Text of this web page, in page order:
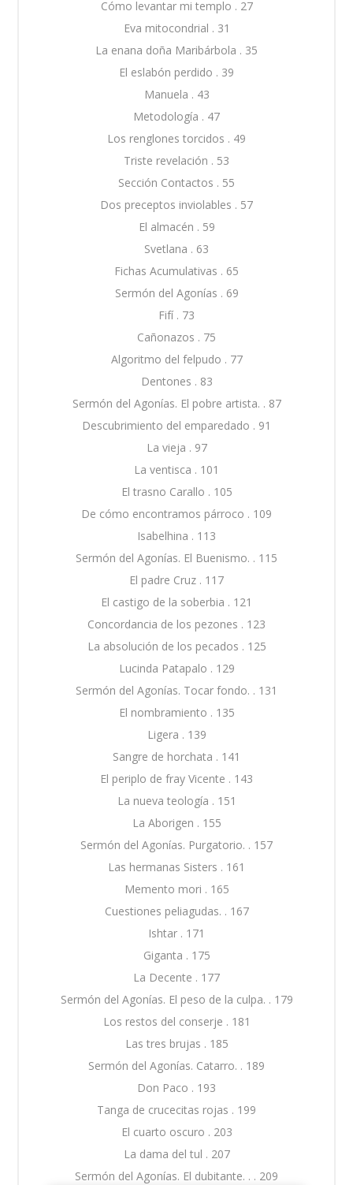
Cómo levantar mi templo . 27
Eva mitocondrial . 31
La enana doña Maribárbola . 35
El eslabón perdido . 39
Manuela . 43
Metodología . 47
Los renglones torcidos . 49
Triste revelación . 53
Sección Contactos . 55
Dos preceptos inviolables . 57
El almacén . 59
Svetlana . 63
Fichas Acumulativas . 65
Sermón del Agonías . 69
Fifí . 73
Cañonazos . 75
Algoritmo del felpudo . 77
Dentones . 83
Sermón del Agonías. El pobre artista. . 87
Descubrimiento del emparedado . 91
La vieja . 97
La ventisca . 101
El trasno Carallo . 105
De cómo encontramos párroco . 109
Isabelhina . 113
Sermón del Agonías. El Buenismo. . 115
El padre Cruz . 117
El castigo de la soberbia . 121
Concordancia de los pezones . 123
La absolución de los pecados . 125
Lucinda Patapalo . 129
Sermón del Agonías. Tocar fondo. . 131
El nombramiento . 135
Ligera . 139
Sangre de horchata . 141
El periplo de fray Vicente . 143
La nueva teología . 151
La Aborigen . 155
Sermón del Agonías. Purgatorio. . 157
Las hermanas Sisters . 161
Memento mori . 165
Cuestiones peliagudas. . 167
Ishtar . 171
Giganta . 175
La Decente . 177
Sermón del Agonías. El peso de la culpa. . 179
Los restos del conserje . 181
Las tres brujas . 185
Sermón del Agonías. Catarro. . 189
Don Paco . 193
Tanga de crucecitas rojas . 199
El cuarto oscuro . 203
La dama del tul . 207
Sermón del Agonías. El dubitante. . . 209